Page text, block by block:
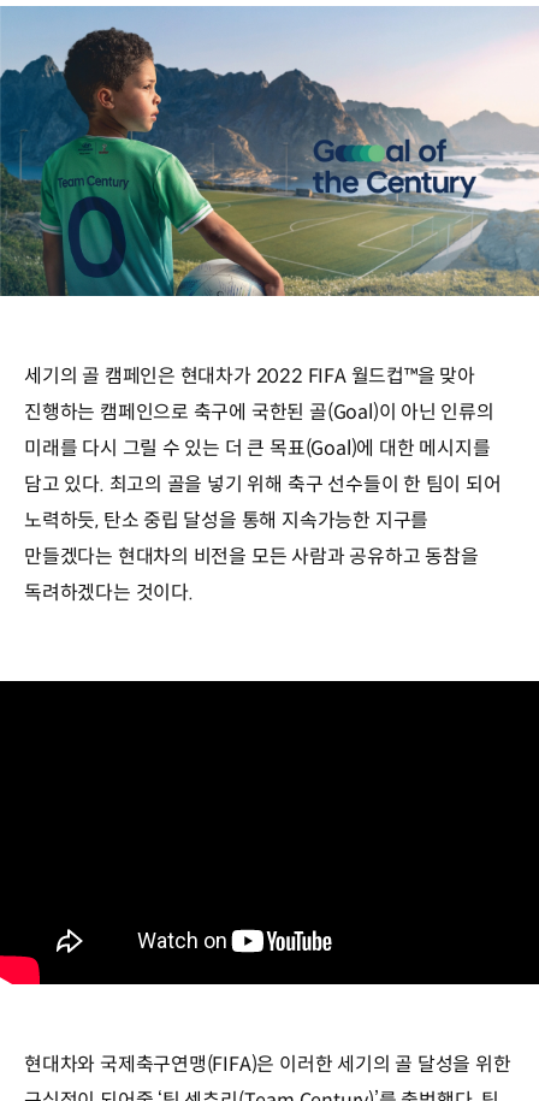
세기의 골 캠페인은 현대차가 2022 FIFA 월드컵™을 맞아
진행하는 캠페인으로 축구에 국한된 골(Goal)이 아닌 인류의
미래를 다시 그릴 수 있는 더 큰 목표(Goal)에 대한 메시지를
담고 있다. 최고의 골을 넣기 위해 축구 선수들이 한 팀이 되어
노력하듯, 탄소 중립 달성을 통해 지속가능한 지구를
만들겠다는 현대차의 비전을 모든 사람과 공유하고 동참을
독려하겠다는 것이다.
현대차와 국제축구연맹(FIFA)은 이러한 세기의 골 달성을 위한